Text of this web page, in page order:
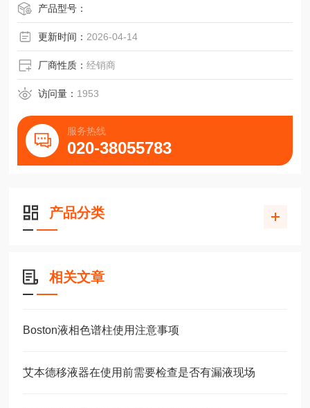
产品型号：
更新时间： 2026-04-14
厂商性质：经销商
访问量： 1953
服务热线
020-38055783
产品分类
相关文章
Boston液相色谱柱使用注意事项
艾本德移液器在使用前需要检查是否有漏液现场